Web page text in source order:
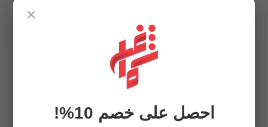
طرق دفع متنوعة
×
احصل على خصم 10%!